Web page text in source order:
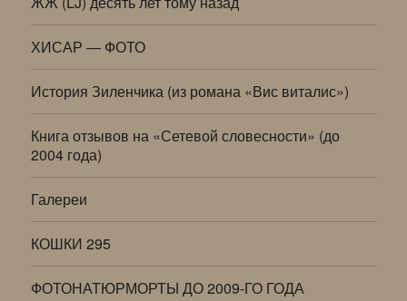
ХИСАР — ФОТО
История Зиленчика (из романа «Вис виталис»)
Книга отзывов на «Сетевой словесности» (до
2004 года)
Галереи
КОШКИ 295
ФОТОНАТЮРМОРТЫ ДО 2009-ГО ГОДА